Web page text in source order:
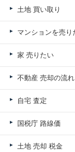
土地 買い取り
マンションを売り
家 売りたい
不動産 売却の流れ
自宅 査定
国税庁 路線価
土地 売却 税金